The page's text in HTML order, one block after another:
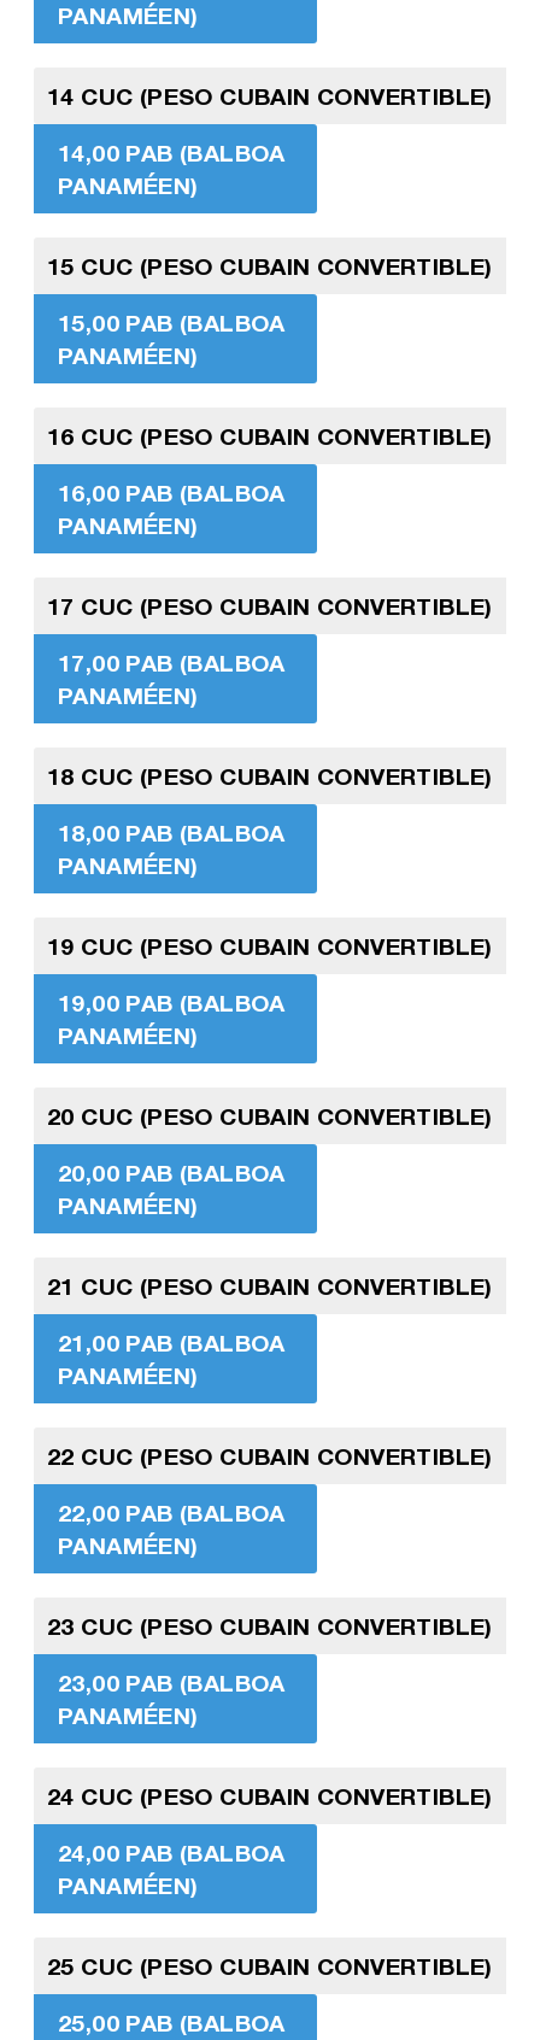
PANAMÉEN)
14 CUC (PESO CUBAIN CONVERTIBLE)
14,00 PAB (BALBOA
PANAMÉEN)
15 CUC (PESO CUBAIN CONVERTIBLE)
15,00 PAB (BALBOA
PANAMÉEN)
16 CUC (PESO CUBAIN CONVERTIBLE)
16,00 PAB (BALBOA
PANAMÉEN)
17 CUC (PESO CUBAIN CONVERTIBLE)
17,00 PAB (BALBOA
PANAMÉEN)
18 CUC (PESO CUBAIN CONVERTIBLE)
18,00 PAB (BALBOA
PANAMÉEN)
19 CUC (PESO CUBAIN CONVERTIBLE)
19,00 PAB (BALBOA
PANAMÉEN)
20 CUC (PESO CUBAIN CONVERTIBLE)
20,00 PAB (BALBOA
PANAMÉEN)
21 CUC (PESO CUBAIN CONVERTIBLE)
21,00 PAB (BALBOA
PANAMÉEN)
22 CUC (PESO CUBAIN CONVERTIBLE)
22,00 PAB (BALBOA
PANAMÉEN)
23 CUC (PESO CUBAIN CONVERTIBLE)
23,00 PAB (BALBOA
PANAMÉEN)
24 CUC (PESO CUBAIN CONVERTIBLE)
24,00 PAB (BALBOA
PANAMÉEN)
25 CUC (PESO CUBAIN CONVERTIBLE)
25,00 PAB (BALBOA